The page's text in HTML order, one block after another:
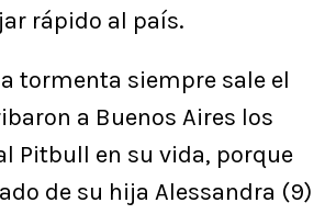
rápido al país.
tormenta siempre sale el
a Buenos Aires los
Pitbull en su vida, porque
de su hija Alessandra (9)